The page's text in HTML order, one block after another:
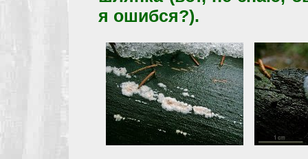
я ошибся?).